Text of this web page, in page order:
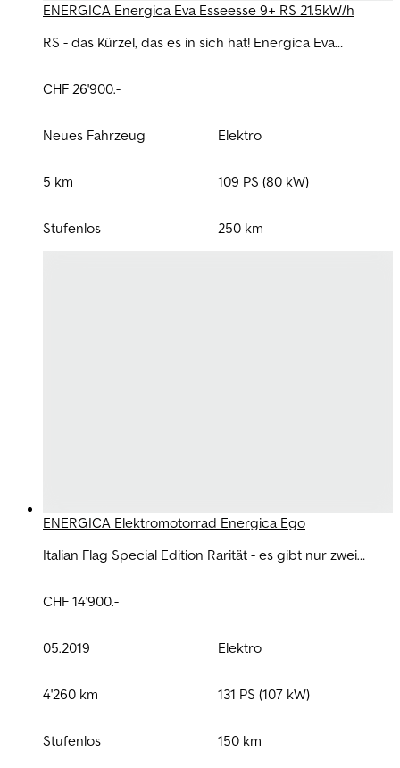
ENERGICA Energica Eva Esseesse 9+ RS 21.5kW/h
RS - das Kürzel, das es in sich hat! Energica Eva
CHF 26'900.-
Neues Fahrzeug Elektro
5 km 109 PS (80 kW)
Stufenlos 250 km
ENERGICA Elektromotorrad Energica Ego
Italian Flag Special Edition Rarität - es gibt nur zwei
CHF 14'900.-
05.2019 Elektro
4'260 km 131 PS (107 kW)
Stufenlos 150 km